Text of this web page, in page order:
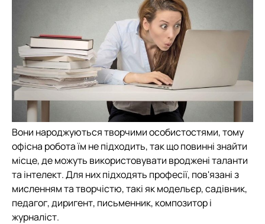
Вони народжуються творчими особистостями, тому
офісна робота їм не підходить, так що повинні знайти
місце, де можуть використовувати вроджені таланти
та інтелект. Для них підходять професії, пов'язані з
мисленням та творчістю, такі як модельєр, садівник,
педагог, диригент, письменник, композитор і
журналіст.